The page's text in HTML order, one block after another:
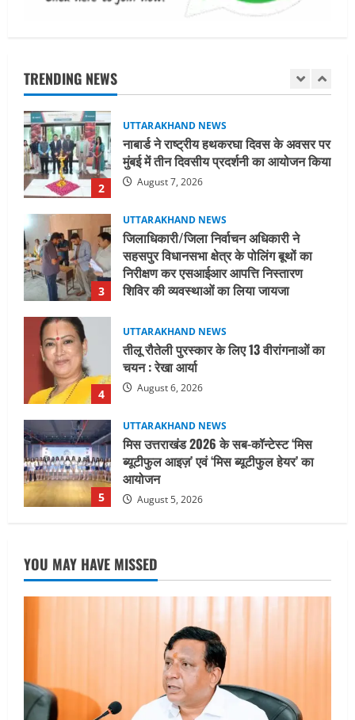
TRENDING NEWS
2
3
जिलाधिकारी/जिला निर्वाचन अधिकारी ने
सहसपुर विधानसभा क्षेत्र के पोलिंग बूथों का
निरीक्षण कर एसआईआर आपत्ति निस्तारण
शिविर की व्यवस्थाओं का लिया जायजा
4
UTTARAKHAND NEWS
तीलू रौतेली पुरस्कार के लिए 13 वीरांगनाओं का
चयन : रेखा आर्या
August 6, 2026
5
मिस उत्तराखंड 2026 के सब-कॉन्टेस्ट ‘मिस
ब्यूटीफुल आइज़’ एवं ‘मिस ब्यूटीफुल हेयर’ का
आयोजन
August 5, 2026
1
UTTARAKHAND NEWS
धामी कैबिनेट ने लिए कई महत्वपूर्ण निर्णय, अब
सामान्य वर्ग के पशुपालकों को भी गाय एवं भैंस
खरीद पर मिलेगा अनुदान, मजदूरी संहिता
नियमावली-2026 को मिली मंजूरी
2
नाबार्ड ने राष्ट्रीय हथकरघा दिवस के अवसर पर
मुंबई में तीन दिवसीय प्रदर्शनी का आयोजन किया
August 7, 2026
3
UTTARAKHAND NEWS
जिलाधिकारी/जिला निर्वाचन अधिकारी ने
सहसपुर विधानसभा क्षेत्र के पोलिंग बूथों का
निरीक्षण कर एसआईआर आपत्ति निस्तारण
शिविर की व्यवस्थाओं का लिया जायजा
YOU MAY HAVE MISSED